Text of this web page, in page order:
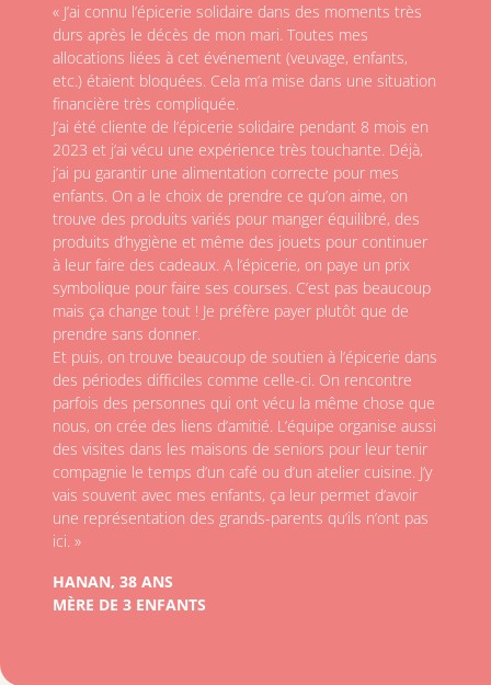
« J’ai connu l’épicerie solidaire dans des moments très
durs après le décès de mon mari. Toutes mes
allocations liées à cet événement (veuvage, enfants,
etc.) étaient bloquées. Cela m’a mise dans une situation
financière très compliquée.
J’ai été cliente de l’épicerie solidaire pendant 8 mois en
2023 et j’ai vécu une expérience très touchante. Déjà,
j’ai pu garantir une alimentation correcte pour mes
enfants. On a le choix de prendre ce qu’on aime, on
trouve des produits variés pour manger équilibré, des
produits d’hygiène et même des jouets pour continuer
à leur faire des cadeaux. A l’épicerie, on paye un prix
symbolique pour faire ses courses. C’est pas beaucoup
mais ça change tout ! Je préfère payer plutôt que de
prendre sans donner.
Et puis, on trouve beaucoup de soutien à l’épicerie dans
des périodes difficiles comme celle-ci. On rencontre
parfois des personnes qui ont vécu la même chose que
nous, on crée des liens d’amitié. L’équipe organise aussi
des visites dans les maisons de seniors pour leur tenir
compagnie le temps d’un café ou d’un atelier cuisine. J’y
vais souvent avec mes enfants, ça leur permet d’avoir
une représentation des grands-parents qu’ils n’ont pas
ici. »
HANAN, 38 ANS
MÈRE DE 3 ENFANTS